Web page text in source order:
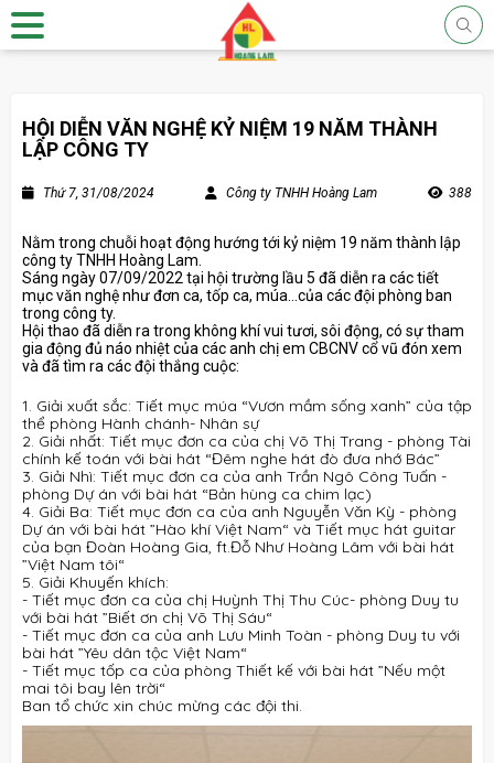
HỘI DIỄN VĂN NGHỆ KỶ NIỆM 19 NĂM THÀNH
LẬP CÔNG TY
Thứ 7, 31/08/2024 Công ty TNHH Hoàng Lam 388
Nằm trong chuỗi hoạt động hướng tới kỷ niệm 19 năm thành lập
công ty TNHH Hoàng Lam.
Sáng ngày 07/09/2022 tại hội trường lầu 5 đã diễn ra các tiết
mục văn nghệ như đơn ca, tốp ca, múa...của các đội phòng ban
trong công ty.
Hội thao đã diễn ra trong không khí vui tươi, sôi động, có sự tham
gia động đủ náo nhiệt của các anh chị em CBCNV cổ vũ đón xem
và đã tìm ra các đội thắng cuộc:
1. Giải xuất sắc: Tiết mục múa “Vươn mầm sống xanh” của tập
thể phòng Hành chánh- Nhân sự
2. Giải nhất: Tiết mục đơn ca của chị Võ Thị Trang - phòng Tài
chính kế toán với bài hát “Đêm nghe hát đò đưa nhớ Bác”
3. Giải Nhì: Tiết mục đơn ca của anh Trần Ngô Công Tuấn -
phòng Dự án với bài hát “Bản hùng ca chim lạc)
4. Giải Ba: Tiết mục đơn ca của anh Nguyễn Văn Kỳ - phòng
Dự án với bài hát ”Hào khí Việt Nam“ và Tiết mục hát guitar
của bạn Đoàn Hoàng Gia, ft.Đỗ Như Hoàng Lâm với bài hát
”Việt Nam tôi“
5. Giải Khuyến khích:
- Tiết mục đơn ca của chị Huỳnh Thị Thu Cúc- phòng Duy tu
với bài hát ”Biết ơn chị Võ Thị Sáu“
- Tiết mục đơn ca của anh Lưu Minh Toàn - phòng Duy tu với
bài hát ”Yêu dân tộc Việt Nam“
- Tiết mục tốp ca của phòng Thiết kế với bài hát ”Nếu một
mai tôi bay lên trời“
Ban tổ chức xin chúc mừng các đội thi.